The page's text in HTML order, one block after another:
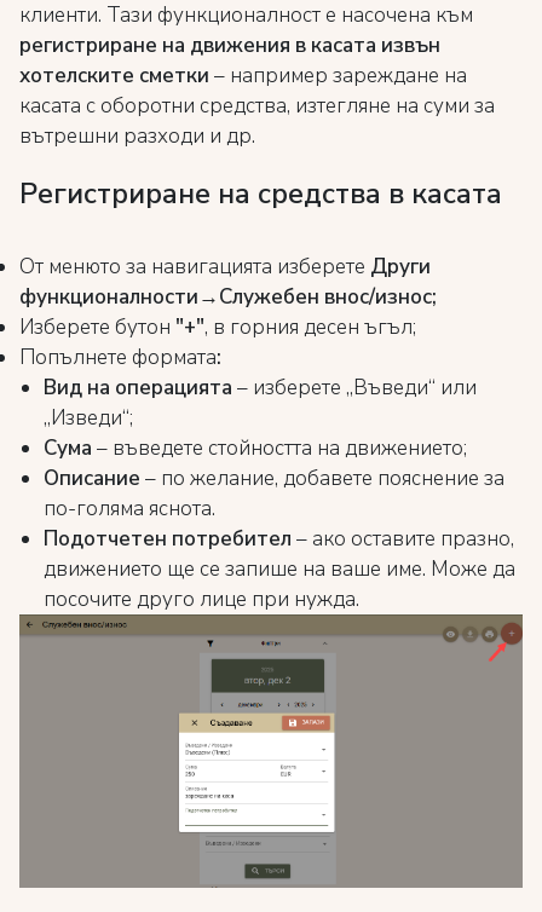
клиенти. Тази функционалност е насочена към
регистриране на движения в касата извън
хотелските сметки – например зареждане на
касата с оборотни средства, изтегляне на суми за
вътрешни разходи и др.
Регистриране на средства в касата
От менюто за навигацията изберете Други
функционалности→Служебен внос/износ;
Изберете бутон "+", в горния десен ъгъл;
Попълнете формата:
Вид на операцията – изберете „Въведи“ или
„Изведи“;
Сума – въведете стойността на движението;
Описание – по желание, добавете пояснение за
по-голяма яснота.
Подотчетен потребител – ако оставите празно,
движението ще се запише на ваше име. Може да
посочите друго лице при нужда.